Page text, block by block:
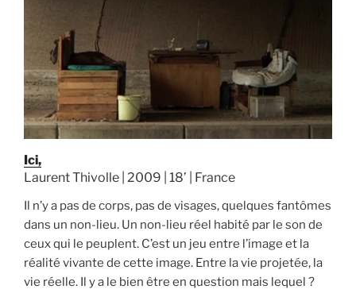
Ici,
Laurent Thivolle | 2009 | 18’ | France
Il n’y a pas de corps, pas de visages, quelques fantômes
dans un non-lieu. Un non-lieu réel habité par le son de
ceux qui le peuplent. C’est un jeu entre l’image et la
réalité vivante de cette image. Entre la vie projetée, la
vie réelle. Il y a le bien être en question mais lequel ?